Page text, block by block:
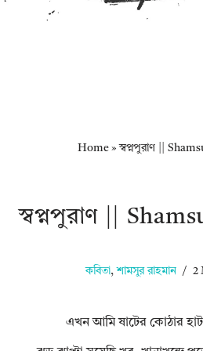
Home »স্বপ্নপুরাণ ||
স্বপ্নপুরাণ ||
কবিতা,শামসুর রাহমান 2
এখন আমি ষাটের কোঠার